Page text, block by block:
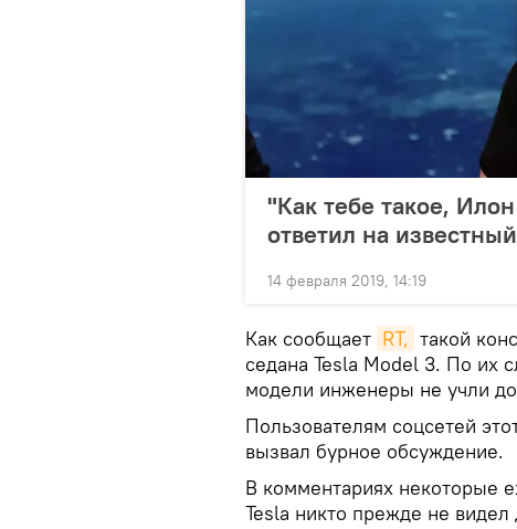
"Как тебе такое,
ответил на
14 февраля 2019, 14:19
Как сообщает RT, такой
седана Tesla Model 3. По их
модели инженеры не учли
Пользователям соцсетей
вызвал бурное обсуждение.
В комментариях некоторые
Tesla никто прежде не видел